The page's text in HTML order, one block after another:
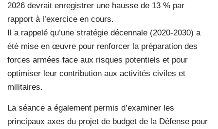
2026 devrait enregistrer une hausse de 13 % par
rapport à l’exercice en cours.
Il a rappelé qu’une stratégie décennale (2020-2030) a
été mise en œuvre pour renforcer la préparation des
forces armées face aux risques potentiels et pour
optimiser leur contribution aux activités civiles et
militaires.
La séance a également permis d’examiner les
principaux axes du projet de budget de la Défense pour